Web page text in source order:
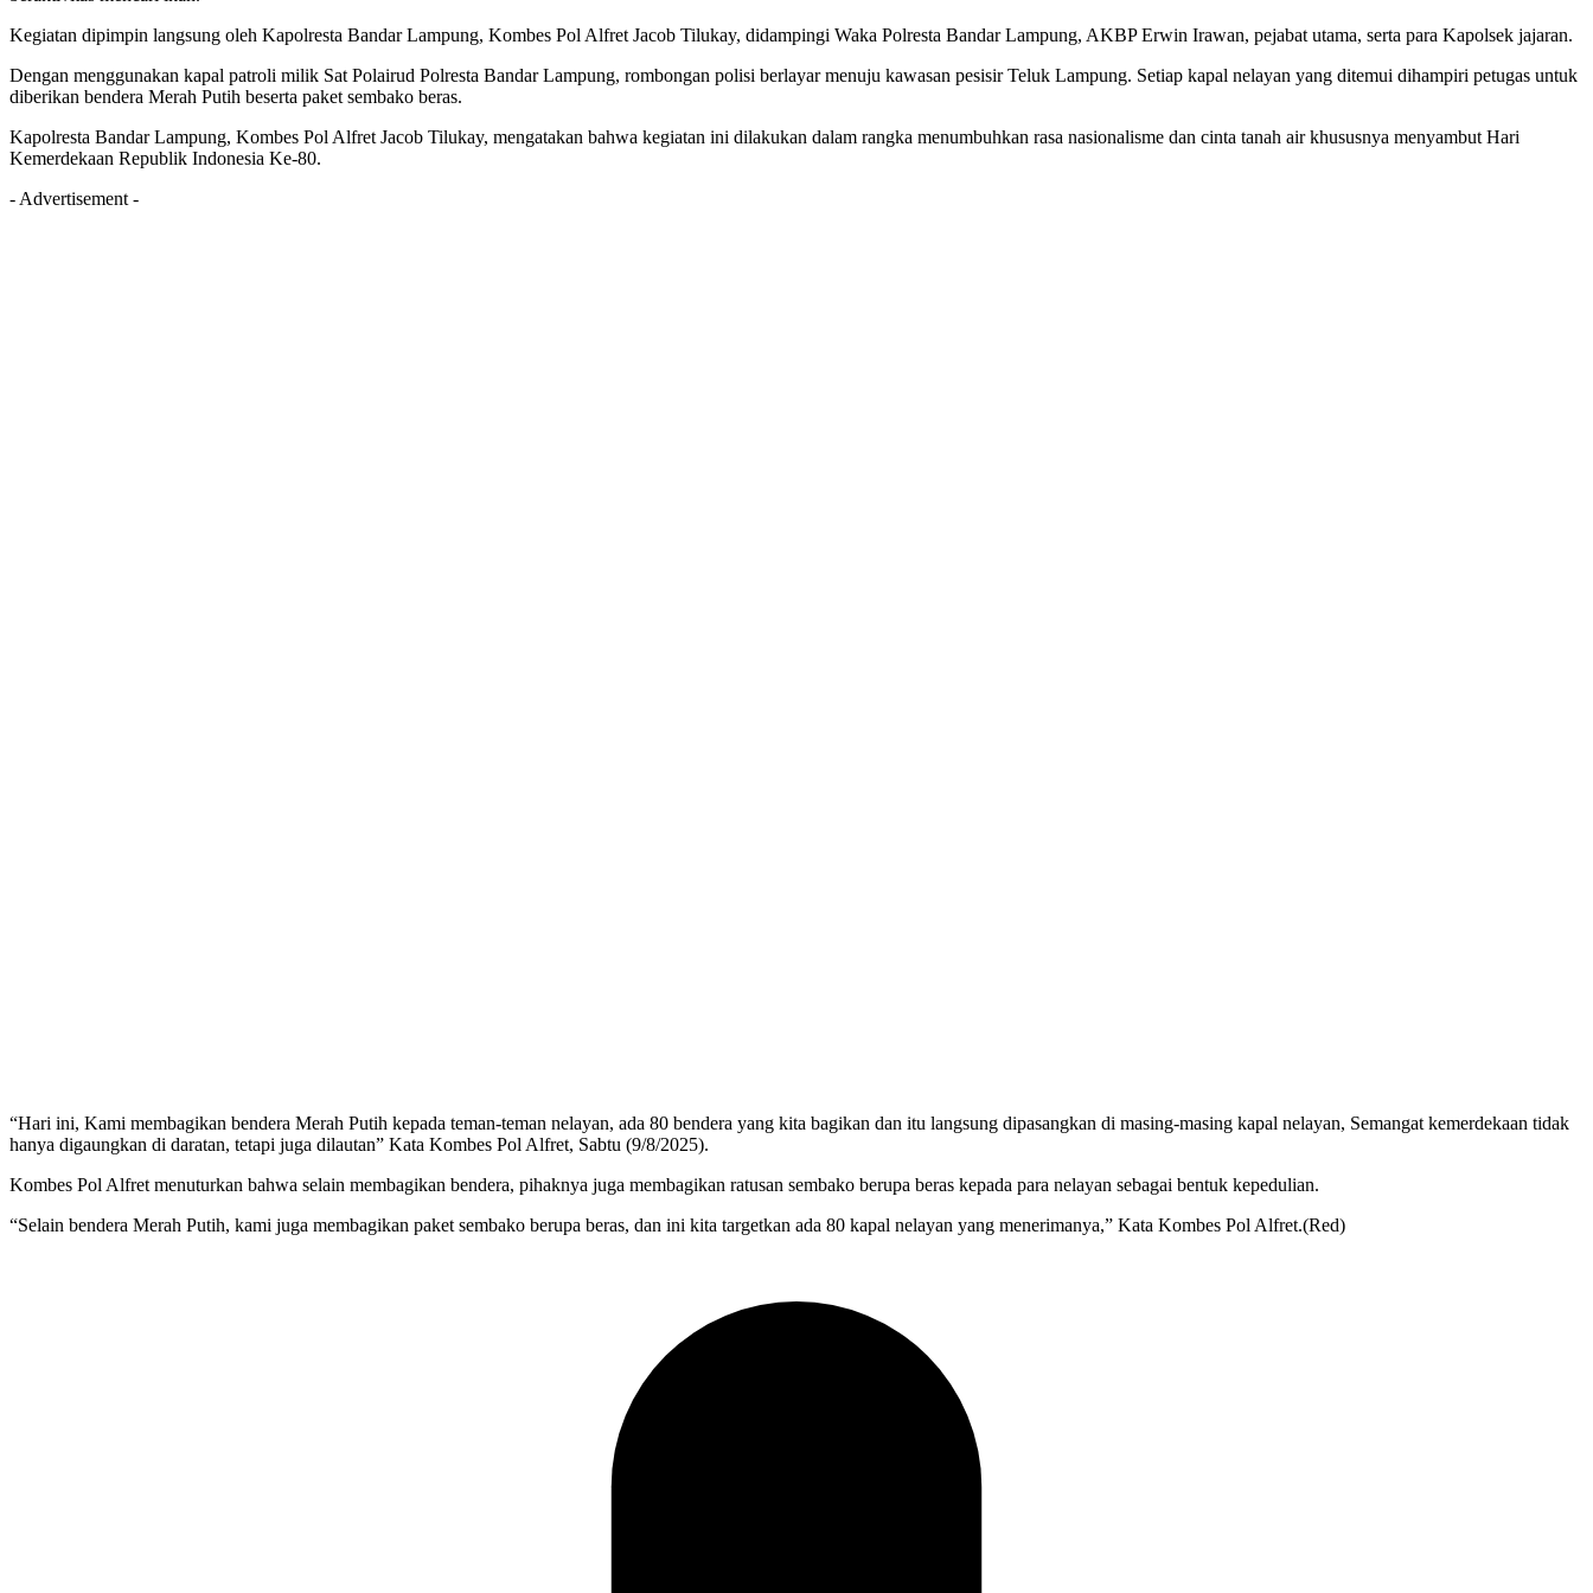
Kegiatan dipimpin langsung oleh Kapolresta Bandar Lampung, Kombes Pol Alfret Jacob Tilukay, didampingi Waka Polresta Bandar Lampung, AKBP Erwin Irawan, pejabat utama, serta para Kapolsek jajaran.
Dengan menggunakan kapal patroli milik Sat Polairud Polresta Bandar Lampung, rombongan polisi berlayar menuju kawasan pesisir Teluk Lampung. Setiap kapal nelayan yang ditemui dihampiri petugas untuk
diberikan bendera Merah Putih beserta paket sembako beras.
Kapolresta Bandar Lampung, Kombes Pol Alfret Jacob Tilukay, mengatakan bahwa kegiatan ini dilakukan dalam rangka menumbuhkan rasa nasionalisme dan cinta tanah air khususnya menyambut Hari
Kemerdekaan Republik Indonesia Ke-80.
- Advertisement -
“Hari ini, Kami membagikan bendera Merah Putih kepada teman-teman nelayan, ada 80 bendera yang kita bagikan dan itu langsung dipasangkan di masing-masing kapal nelayan, Semangat kemerdekaan tidak
hanya digaungkan di daratan, tetapi juga dilautan” Kata Kombes Pol Alfret, Sabtu (9/8/2025).
Kombes Pol Alfret menuturkan bahwa selain membagikan bendera, pihaknya juga membagikan ratusan sembako berupa beras kepada para nelayan sebagai bentuk kepedulian.
“Selain bendera Merah Putih, kami juga membagikan paket sembako berupa beras, dan ini kita targetkan ada 80 kapal nelayan yang menerimanya,” Kata Kombes Pol Alfret.(Red)